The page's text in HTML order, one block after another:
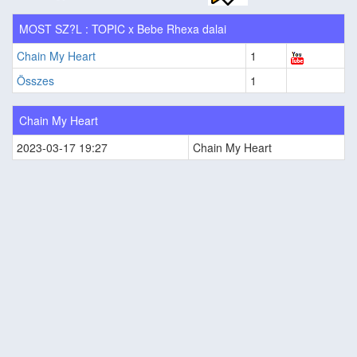
MOST SZ?L : TOPIC x Bebe Rhexa dalai
Chain My Heart
1
Összes
1
Chain My Heart
2023-03-17 19:27
Chain My Heart